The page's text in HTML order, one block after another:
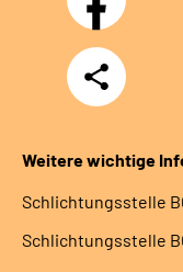
Teilen
Weitere wichtige
Schlich­tungs­stel­le
Schlich­tungs­stel­le